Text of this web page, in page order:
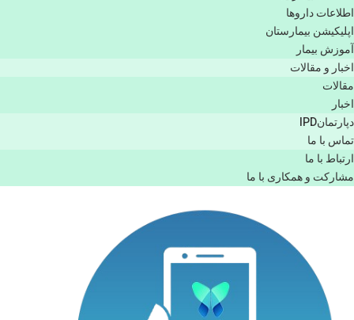
اطلاعات دارو‌ها
اپليكيشن بيمارستان
آموزش بیمار
اخبار و مقالات
مقالات
اخبار
دپارتمانIPD
تماس با ما
ارتباط با ما
مشاركت و همكاری با ما